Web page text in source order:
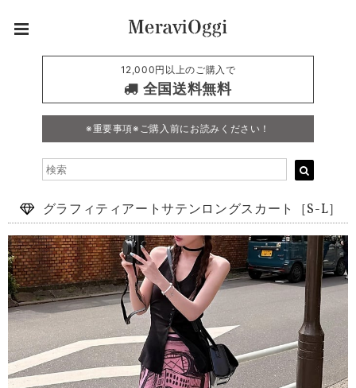
12,000円以上のご購入で
全国送料無料
※重要事項※ご購入前にお読みください！
グラフィティアートサテンロングスカート［S-L］